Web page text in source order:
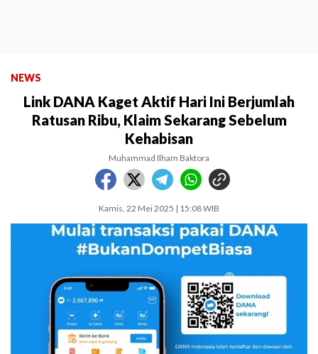
NEWS
Link DANA Kaget Aktif Hari Ini Berjumlah
Ratusan Ribu, Klaim Sekarang Sebelum
Kehabisan
Muhammad Ilham Baktora
Kamis, 22 Mei 2025 | 15:08 WIB